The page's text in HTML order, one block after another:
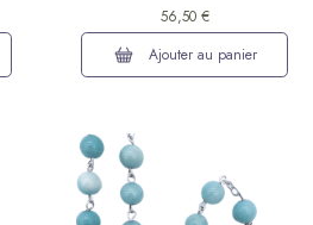
56,50 €
Ajouter au panier